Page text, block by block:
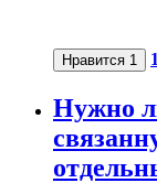
Нравится 1 1
Нужно